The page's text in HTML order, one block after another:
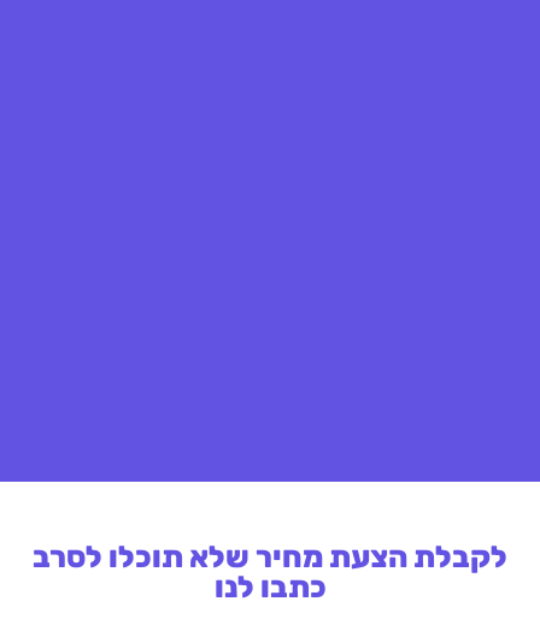
לקבלת הצעת מחיר שלא תוכלו לסרב
כתבו לנו